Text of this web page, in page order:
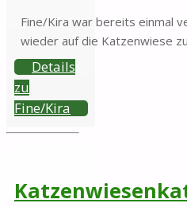
Fine/Kira war bereits einmal
wieder auf die Katzenwiese
Details
zu
Fine/Kira